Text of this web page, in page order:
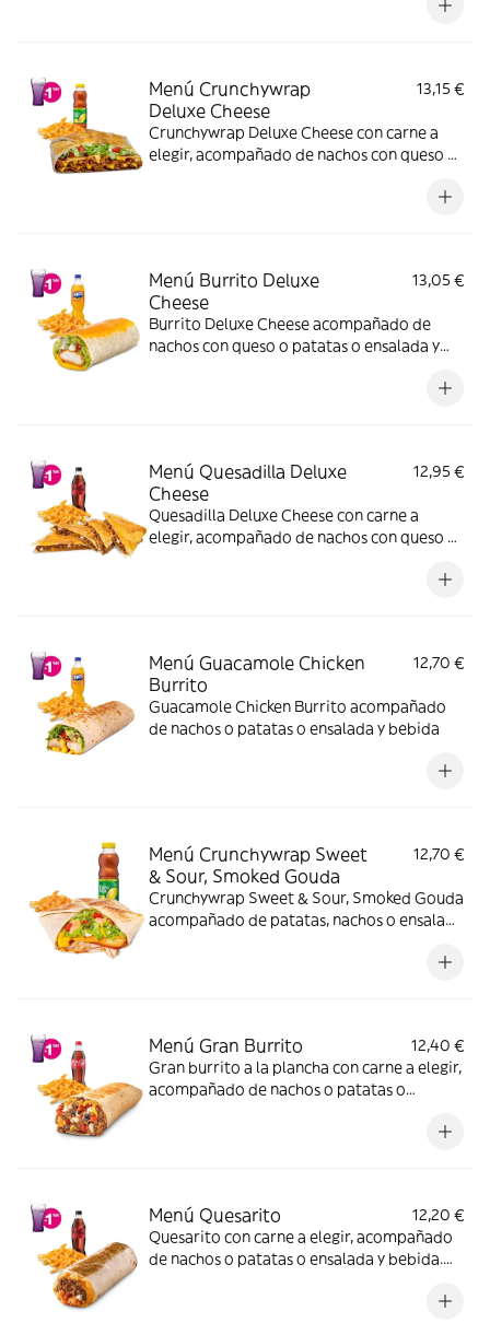
Menú Crunchywrap
Deluxe Cheese
13,15 €
Crunchywrap Deluxe Cheese con carne a
elegir, acompañado de nachos con queso o
Menú Burrito Deluxe
Cheese
13,05 €
Burrito Deluxe Cheese acompañado de
nachos con queso o patatas o ensalada y
Menú Quesadilla Deluxe
Cheese
12,95 €
Quesadilla Deluxe Cheese con carne a
elegir, acompañado de nachos con queso o
muestra una Quesadilla Deluxe partida en 4
Menú Guacamole Chicken
Burrito
12,70 €
Guacamole Chicken Burrito acompañado
de nachos o patatas o ensalada y bebida
Menú Crunchywrap Sweet
& Sour, Smoked Gouda
12,70 €
Crunchywrap Sweet & Sour, Smoked Gouda
acompañado de patatas, nachos o ensalada
Menú Gran Burrito
12,40 €
Gran burrito a la plancha con carne a elegir,
acompañado de nachos o patatas o
Menú Quesarito
12,20 €
Quesarito con carne a elegir, acompañado
de nachos o patatas o ensalada y bebida.